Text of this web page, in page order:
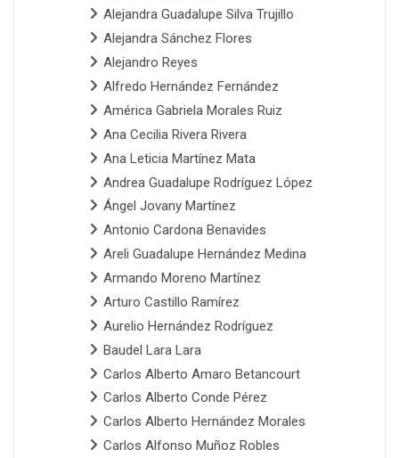
Alejandra Guadalupe Silva Trujillo
Alejandra Sánchez Flores
Alejandro Reyes
Alfredo Hernández Fernández
América Gabriela Morales Ruiz
Ana Cecilia Rivera Rivera
Ana Leticia Martínez Mata
Andrea Guadalupe Rodríguez López
Ángel Jovany Martínez
Antonio Cardona Benavides
Areli Guadalupe Hernández Medina
Armando Moreno Martínez
Arturo Castillo Ramírez
Aurelio Hernández Rodríguez
Baudel Lara Lara
Carlos Alberto Amaro Betancourt
Carlos Alberto Conde Pérez
Carlos Alberto Hernández Morales
Carlos Alfonso Muñoz Robles